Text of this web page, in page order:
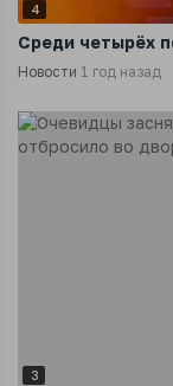
4
Среди четырёх
Новости 1 год назад
3